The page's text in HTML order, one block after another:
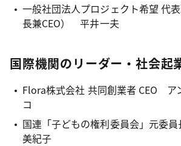
一般社団法人プロジェクト希望 代
長兼CEO） 平井一夫
国際機関のリーダー・社会起
Flora株式会社 共同創業者 CEO ア
コ
国連「子どもの権利委員会」元委
美紀子